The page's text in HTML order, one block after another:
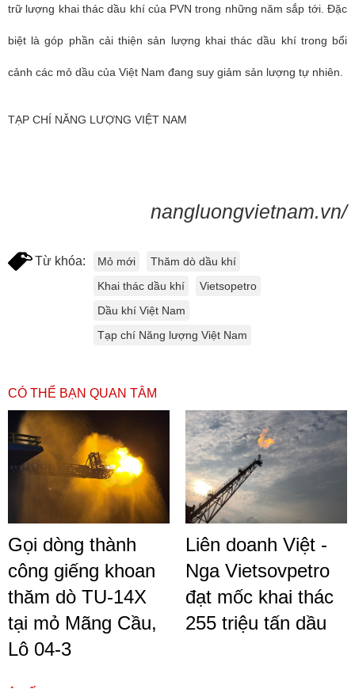
trữ lượng khai thác dầu khí của PVN trong những năm sắp tới. Đặc
biệt là góp phần cải thiện sản lượng khai thác dầu khí trong bổi
cảnh các mỏ dầu của Việt Nam đang suy giảm sản lượng tự nhiên.
TẠP CHÍ NĂNG LƯỢNG VIỆT NAM
nangluongvietnam.vn/
Từ khóa: Mỏ mới
Thăm dò dầu khí
Khai thác dầu khí
Vietsopetro
Dầu khí Việt Nam
Tạp chí Năng lượng Việt Nam
CÓ THỂ BẠN QUAN TÂM
Gọi dòng thành
công giếng khoan
thăm dò TU-14X
tại mỏ Mãng Cầu,
Lô 04-3
Liên doanh Việt -
Nga Vietsovpetro
đạt mốc khai thác
255 triệu tấn dầu